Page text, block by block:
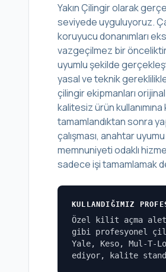
Yakın Çilingir olarak
seviyede uyguluyoruz.
koruyucu donanımları
vazgeçilmez bir
uyumlu şekilde
yasal ve teknik
çilingir ekipmanları
kalitesiz ürün
tamamlandıktan sonra
çalışması, anahtar
memnuniyeti odaklı
sadece işi tamamlamak
KULLANDIĞIMIZ
Özel kilit açma
gibi profesyonel
Yale, Keso, Mul-
ediyor, kalite